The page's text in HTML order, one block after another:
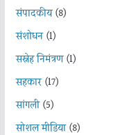
संपादकीय(8)
संशोधन(1)
सस्नेह निमंत्रण(1)
सहकार(17)
सांगली(5)
सोशल मीडिया(8)